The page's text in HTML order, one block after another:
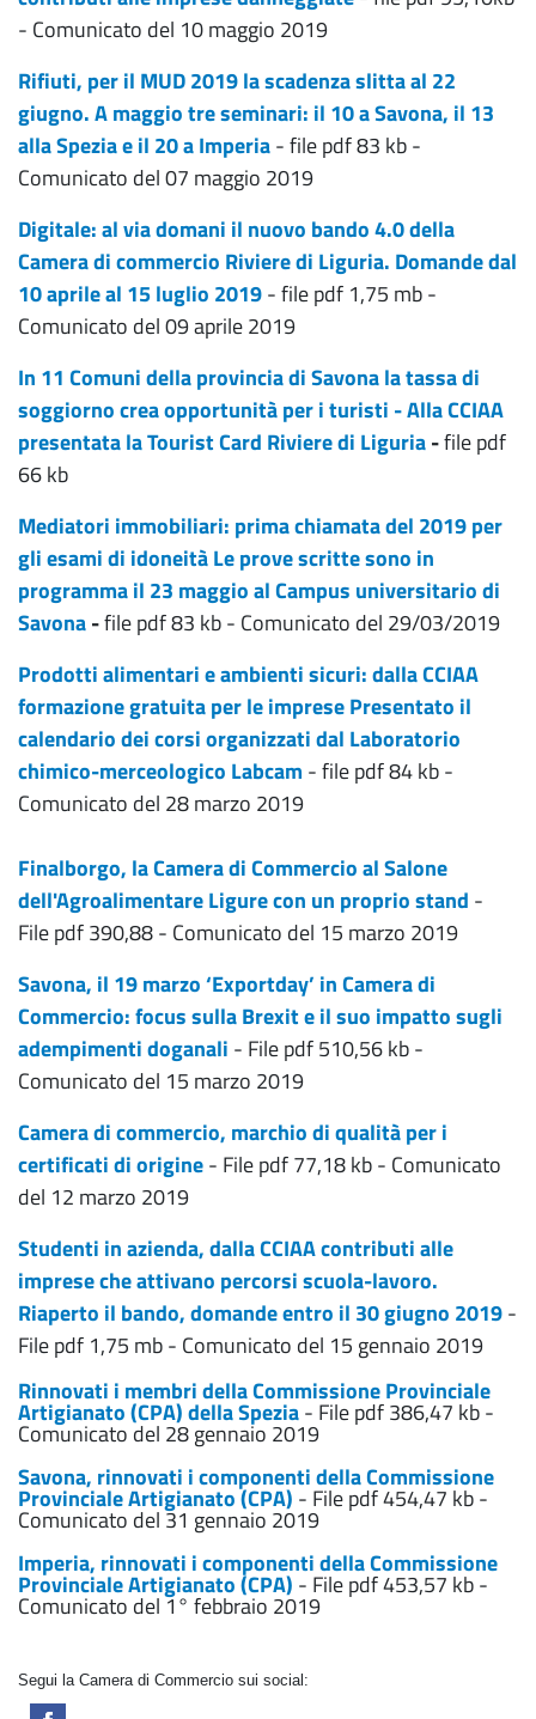
- Comunicato del 10 maggio 2019
Rifiuti, per il MUD 2019 la scadenza slitta al 22
giugno. A maggio tre seminari: il 10 a Savona, il 13
alla Spezia e il 20 a Imperia- file pdf 83 kb -
Comunicato del 07 maggio 2019
Digitale: al via domani il nuovo bando 4.0 della
Camera di commercio Riviere di Liguria. Domande dal
10 aprile al 15 luglio 2019- file pdf 1,75 mb -
Comunicato del 09 aprile 2019
In 11 Comuni della provincia di Savona la tassa di
soggiorno crea opportunità per i turisti - Alla CCIAA
presentata la Tourist Card Riviere di Liguria-file pdf
66 kb
Mediatori immobiliari: prima chiamata del 2019 per
gli esami di idoneità Le prove scritte sono in
programma il 23 maggio al Campus universitario di
Savona-file pdf 83 kb - Comunicato del 29/03/2019
Prodotti alimentari e ambienti sicuri: dalla CCIAA
formazione gratuita per le imprese Presentato il
calendario dei corsi organizzati dal Laboratorio
chimico-merceologico Labcam - file pdf 84 kb -
Comunicato del 28 marzo 2019
Finalborgo, la Camera di Commercio al Salone
dell'Agroalimentare Ligure con un proprio stand -
File pdf 390,88 - Comunicato del 15 marzo 2019
Savona, il 19 marzo ‘Exportday’ in Camera di
Commercio: focus sulla Brexit e il suo impatto sugli
adempimenti doganali - File pdf 510,56 kb -
Comunicato del 15 marzo 2019
Camera di commercio, marchio di qualità per i
certificati di origine- File pdf 77,18 kb - Comunicato
del 12 marzo 2019
Studenti in azienda, dalla CCIAA contributi alle
imprese che attivano percorsi scuola-lavoro.
Riaperto il bando, domande entro il 30 giugno 2019-
File pdf 1,75 mb - Comunicato del 15 gennaio 2019
Rinnovati i membri della Commissione Provinciale
Artigianato (CPA) della Spezia- File pdf 386,47 kb -
Comunicato del 28 gennaio 2019
Savona, rinnovati i componenti della Commissione
Provinciale Artigianato (CPA) - File pdf 454,47 kb -
Comunicato del 31 gennaio 2019
Imperia, rinnovati i componenti della Commissione
Provinciale Artigianato (CPA) - File pdf 453,57 kb -
Comunicato del 1° febbraio 2019
Segui la Camera di Commercio sui social: